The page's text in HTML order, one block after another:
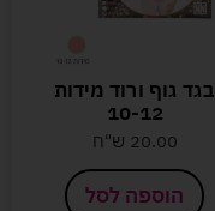
בגד גוף ורוד מידות
10-12
20.00 ש"ח
הוספה לסל